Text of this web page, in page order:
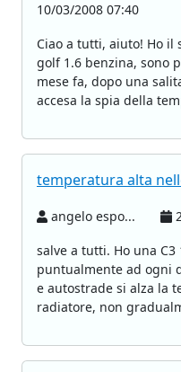
10/03/2008 07:40
Ciao a tutti, aiuto! Ho il
golf 1.6 benzina, sono
mese fa, dopo una
accesa la spia della
temperatura alta
angelo espo...
salve a tutti. Ho una C3
puntualmente ad ogni
e autostrade si alza la
radiatore, non